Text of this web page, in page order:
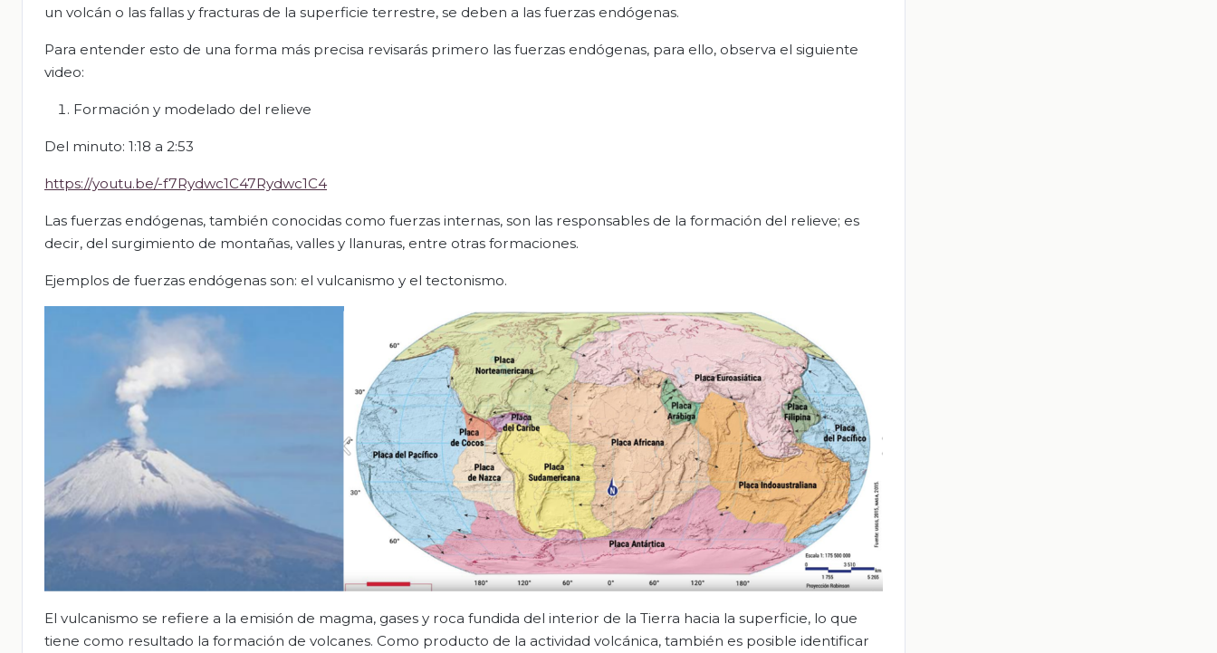
un volcán o las fallas y fracturas de la superficie terrestre, se deben a las fuerzas endógenas.
Para entender esto de una forma más precisa revisarás primero las fuerzas endógenas, para ello, observa el siguiente
video:
Formación y modelado del relieve
Del minuto: 1:18 a 2:53
https://youtu.be/-f7Rydwc1C47Rydwc1C4
Las fuerzas endógenas, también conocidas como fuerzas internas, son las responsables de la formación del relieve; es
decir, del surgimiento de montañas, valles y llanuras, entre otras formaciones.
Ejemplos de fuerzas endógenas son: el vulcanismo y el tectonismo.
El vulcanismo se refiere a la emisión de magma, gases y roca fundida del interior de la Tierra hacia la superficie, lo que
tiene como resultado la formación de volcanes. Como producto de la actividad volcánica, también es posible identificar